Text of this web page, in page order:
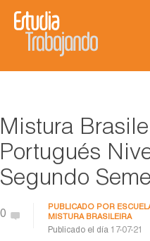
Mistura
Portugués
Segundo
0
PUBLICADO POR
MISTURA BRASILEIRA
Publicado el día 17-07-21